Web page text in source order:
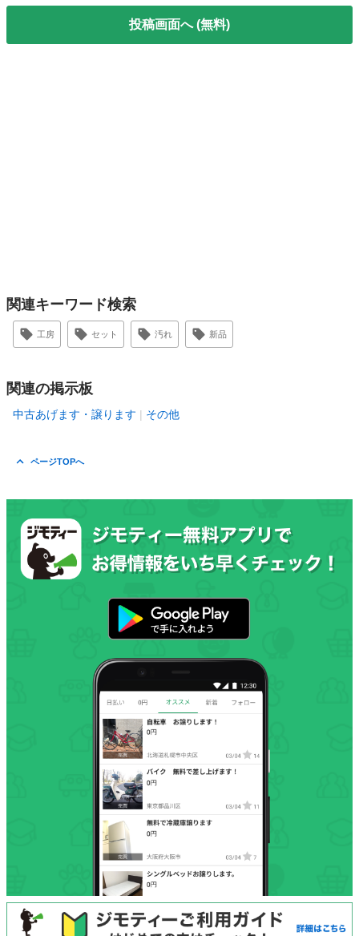
投稿画面へ (無料)
関連キーワード検索
工房 セット 汚れ 新品
関連の掲示板
中古あげます・譲ります その他
ページTOPへ